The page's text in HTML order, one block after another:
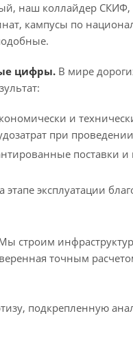
наш коллайдер
кампусы по
цифры. В мире
и
при
поставки
этапе эксплуатации
строим
точным
подкрепленную